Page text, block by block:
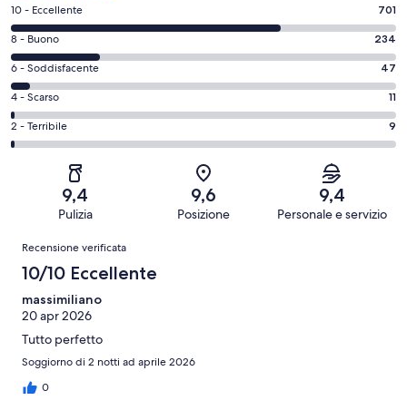
Valutazione
di
10
-
Eccellente.
701
su
1002
recensioni
10 - Eccellente 701
Valutazione
di
8
-
Buono.
234
recensioni
8 - Buono 234
Valutazione
di
6
-
Soddisfacente.
recensioni
6 - Soddisfacente 47
Valutazione
di
4
recensioni
4 - Scarso 11
Valutazione
di
Terribile.
su
recensioni
2 - Terribile 9
9,4
Pulizia
9,6
Posizione
9,4
Personale e servizio
Recensioni
Recensione verificata
10/10 Eccellente
massimiliano
20 apr 2026
Tutto perfetto
Soggiorno di 2 notti ad aprile 2026
0